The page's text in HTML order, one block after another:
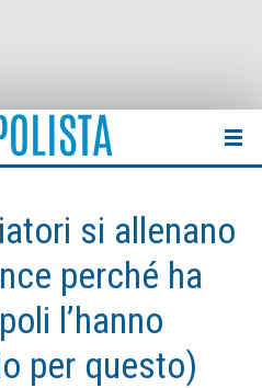
si allenano
perché ha
l’hanno
per questo)